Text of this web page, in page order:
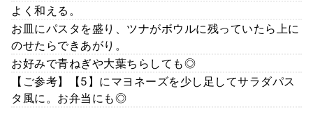
よく和える。
お皿にパスタを盛り、ツナがボウルに残っていたら上に
のせたらできあがり。
お好みで青ねぎや大葉ちらしても◎
【ご参考】【5】にマヨネーズを少し足してサラダパス
タ風に。お弁当にも◎